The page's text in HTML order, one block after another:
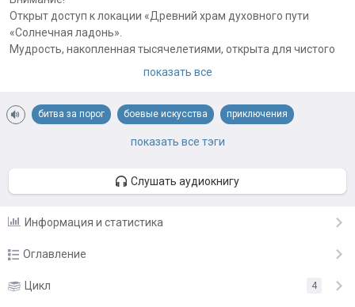
Открыт доступ к локации «Древний храм духовного пути
«Солнечная ладонь».
Мудрость, накопленная тысячелетиями, открыта для чистого
Примечания автора:
https://author.today/u/nickwatcher/works
показать все
битва за порог боевые искусства приключения
развитие героя система становление героя
показать все тэги
Слушать аудиокнигу
Информация и статистика
Оглавление
Глава 1 2.11.21
Цикл 4